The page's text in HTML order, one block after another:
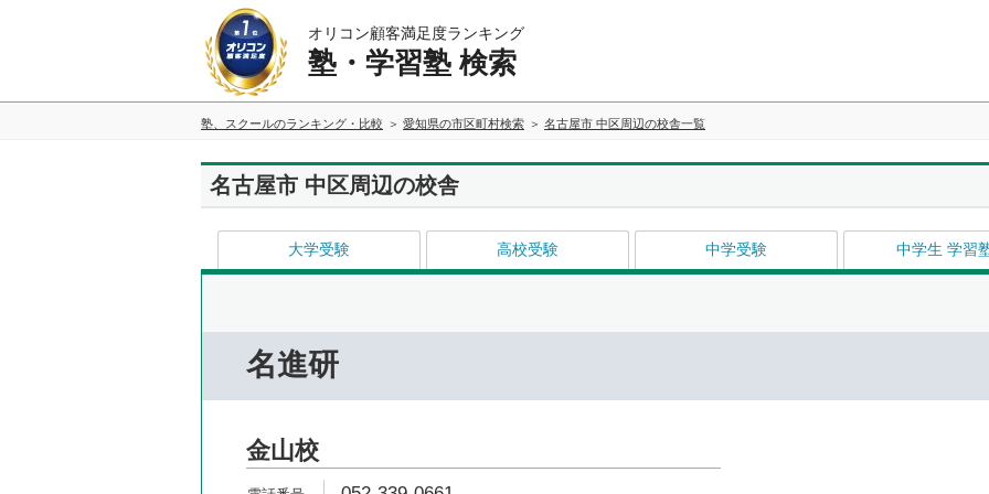
オリコン顧客満足度ランキング
塾・学習塾 検索
塾、スクールのランキング・比較 愛知県の市区町村検索 名古屋市 中区周辺の校舎一覧
名古屋市 中区周辺の校舎
大学受験 高校受験 中学受験 中学生 学習
名進研
金山校